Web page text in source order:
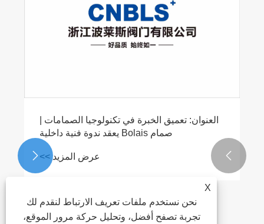
العنوان: تعميق الخبرة في تكنولوجيا الصمامات |
صمام Bolais يعقد ندوة فنية داخلية
عرض المزيد >> 

X
نحن نستخدم ملفات تعريف الارتباط لنقدم لك
تجربة تصفح أفضل، وتحليل حركة مرور الموقع،